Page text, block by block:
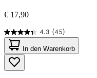
€ 17,90
4.3 (45)
4.3
von
5
Sternen.
45
In den Warenkorb